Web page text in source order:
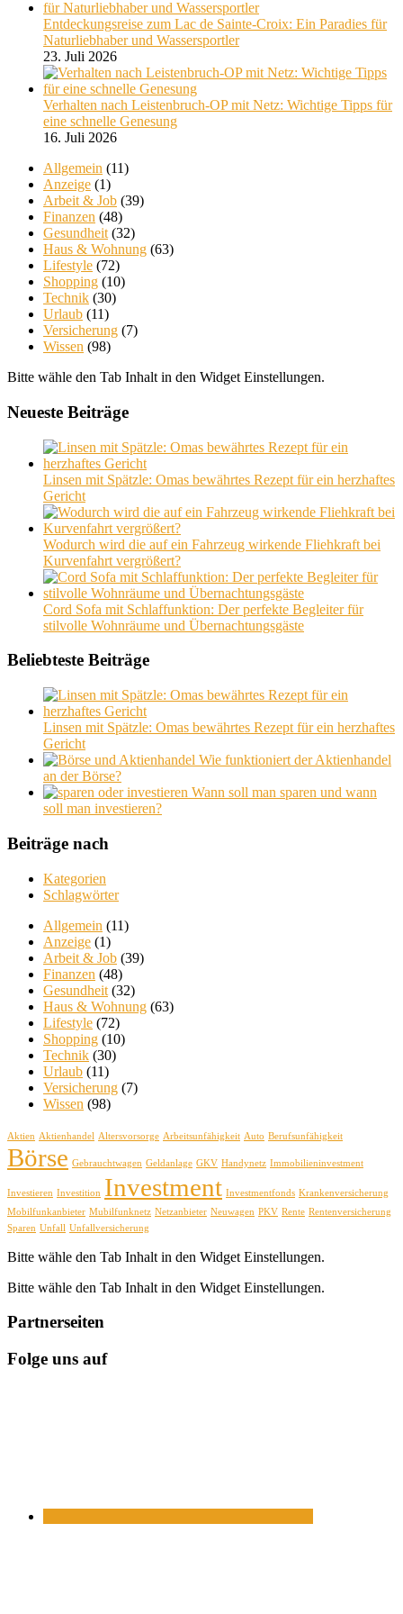
Entdeckungsreise zum Lac de Sainte-Croix: Ein Paradies für
Naturliebhaber und Wassersportler
23. Juli 2026
Verhalten nach Leistenbruch-OP mit Netz: Wichtige Tipps für
eine schnelle Genesung
16. Juli 2026
Allgemein (11)
Anzeige (1)
Arbeit & Job (39)
Finanzen (48)
Gesundheit (32)
Haus & Wohnung (63)
Lifestyle (72)
Shopping (10)
Technik (30)
Urlaub (11)
Versicherung (7)
Wissen (98)
Bitte wähle den Tab Inhalt in den Widget Einstellungen.
Neueste Beiträge
Linsen mit Spätzle: Omas bewährtes Rezept für ein herzhaftes
Gericht
Wodurch wird die auf ein Fahrzeug wirkende Fliehkraft bei
Kurvenfahrt vergrößert?
Cord Sofa mit Schlaffunktion: Der perfekte Begleiter für
stilvolle Wohnräume und Übernachtungsgäste
Beliebteste Beiträge
Linsen mit Spätzle: Omas bewährtes Rezept für ein herzhaftes
Gericht
Wie funktioniert der Aktienhandel
an der Börse?
Wann soll man sparen und wann
soll man investieren?
Beiträge nach
Kategorien
Schlagwörter
Allgemein (11)
Anzeige (1)
Arbeit & Job (39)
Finanzen (48)
Gesundheit (32)
Haus & Wohnung (63)
Lifestyle (72)
Shopping (10)
Technik (30)
Urlaub (11)
Versicherung (7)
Wissen (98)
Aktien Aktienhandel Altersvorsorge Arbeitsunfähigkeit Auto Berufsunfähigkeit
Börse Gebrauchtwagen Geldanlage GKV Handynetz Immobilieninvestment
Investieren Investition Investment Investmentfonds Krankenversicherung
Mobilfunkanbieter Mubilfunknetz Netzanbieter Neuwagen PKV Rente Rentenversicherung
Sparen Unfall Unfallversicherung
Bitte wähle den Tab Inhalt in den Widget Einstellungen.
Bitte wähle den Tab Inhalt in den Widget Einstellungen.
Partnerseiten
Folge uns auf